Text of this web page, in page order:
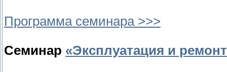
Программа семинара >>>
Семинар «Эксплуатация и